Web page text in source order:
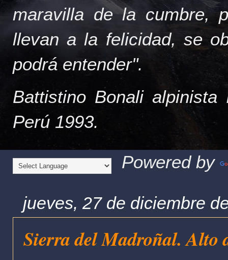
maravilla de la cumbre,
llevan a la felicidad, se
podrá entender".
Battistino Bonali
Perú 1993.
Powered by
jueves, 27 de diciembre
Sierra del Madroñal. Alto